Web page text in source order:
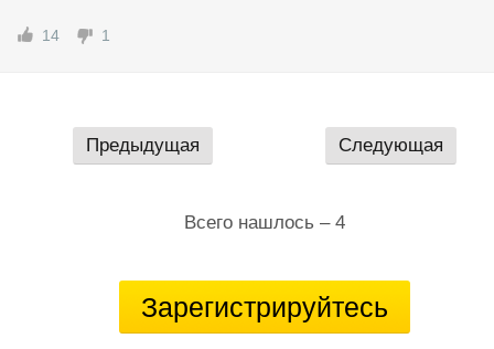
14 1
Предыдущая Следующая
Всего нашлось – 4
Зарегистрируйтесь